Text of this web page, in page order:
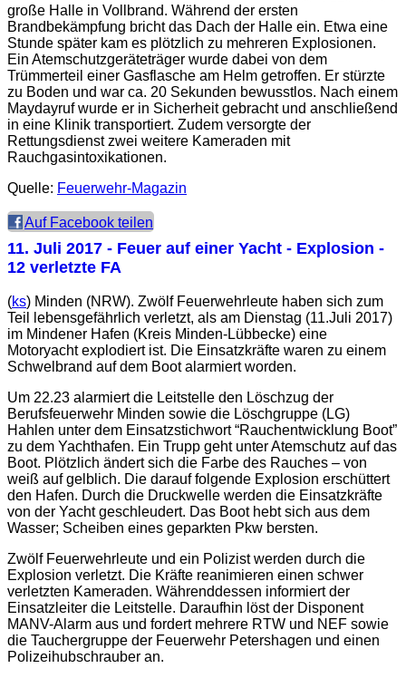
große Halle in Vollbrand. Während der ersten
Brandbekämpfung bricht das Dach der Halle ein. Etwa eine
Stunde später kam es plötzlich zu mehreren Explosionen.
Ein Atemschutzgeräteträger wurde dabei von dem
Trümmerteil einer Gasflasche am Helm getroffen. Er stürzte
zu Boden und war ca. 20 Sekunden bewusstlos. Nach einem
Maydayruf wurde er in Sicherheit gebracht und anschließend
in eine Klinik transportiert. Zudem versorgte der
Rettungsdienst zwei weitere Kameraden mit
Rauchgasintoxikationen.
Quelle: Feuerwehr-Magazin
Auf Facebook teilen
11. Juli 2017 - Feuer auf einer Yacht - Explosion -
12 verletzte FA
(ks) Minden (NRW). Zwölf Feuerwehrleute haben sich zum
Teil lebensgefährlich verletzt, als am Dienstag (11.Juli 2017)
im Mindener Hafen (Kreis Minden-Lübbecke) eine
Motoryacht explodiert ist. Die Einsatzkräfte waren zu einem
Schwelbrand auf dem Boot alarmiert worden.
Um 22.23 alarmiert die Leitstelle den Löschzug der
Berufsfeuerwehr Minden sowie die Löschgruppe (LG)
Hahlen unter dem Einsatzstichwort “Rauchentwicklung Boot”
zu dem Yachthafen. Ein Trupp geht unter Atemschutz auf das
Boot. Plötzlich ändert sich die Farbe des Rauches – von
weiß auf gelblich. Die darauf folgende Explosion erschüttert
den Hafen. Durch die Druckwelle werden die Einsatzkräfte
von der Yacht geschleudert. Das Boot hebt sich aus dem
Wasser; Scheiben eines geparkten Pkw bersten.
Zwölf Feuerwehrleute und ein Polizist werden durch die
Explosion verletzt. Die Kräfte reanimieren einen schwer
verletzten Kameraden. Währenddessen informiert der
Einsatzleiter die Leitstelle. Daraufhin löst der Disponent
MANV-Alarm aus und fordert mehrere RTW und NEF sowie
die Tauchergruppe der Feuerwehr Petershagen und einen
Polizeihubschrauber an.